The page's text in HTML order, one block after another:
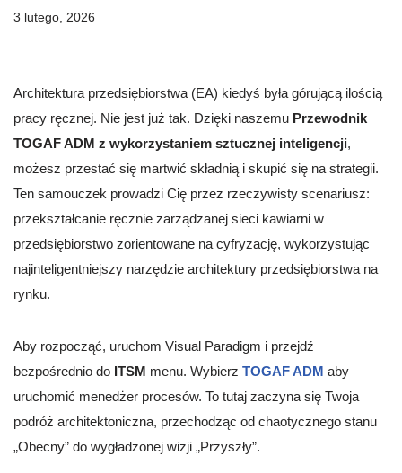
3 lutego, 2026
Architektura przedsiębiorstwa (EA) kiedyś była górującą ilością
pracy ręcznej. Nie jest już tak. Dzięki naszemu Przewodnik
TOGAF ADM z wykorzystaniem sztucznej inteligencji,
możesz przestać się martwić składnią i skupić się na strategii.
Ten samouczek prowadzi Cię przez rzeczywisty scenariusz:
przekształcanie ręcznie zarządzanej sieci kawiarni w
przedsiębiorstwo zorientowane na cyfryzację, wykorzystując
najinteligentniejszy narzędzie architektury przedsiębiorstwa na
rynku.
Aby rozpocząć, uruchom Visual Paradigm i przejdź
bezpośrednio do ITSM menu. Wybierz TOGAF ADM aby
uruchomić menedżer procesów. To tutaj zaczyna się Twoja
podróż architektoniczna, przechodząc od chaotycznego stanu
„Obecny” do wygładzonej wizji „Przyszły”.